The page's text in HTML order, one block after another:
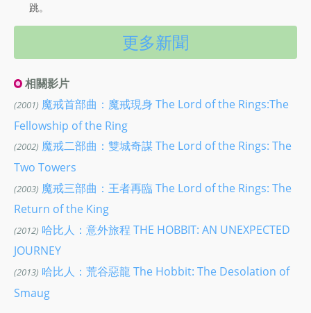
跳。
更多新聞
相關影片
(2001) 魔戒首部曲：魔戒現身 The Lord of the Rings:The
Fellowship of the Ring
(2002) 魔戒二部曲：雙城奇謀 The Lord of the Rings: The
Two Towers
(2003) 魔戒三部曲：王者再臨 The Lord of the Rings: The
Return of the King
(2012) 哈比人：意外旅程 THE HOBBIT: AN UNEXPECTED
JOURNEY
(2013) 哈比人：荒谷惡龍 The Hobbit: The Desolation of
Smaug